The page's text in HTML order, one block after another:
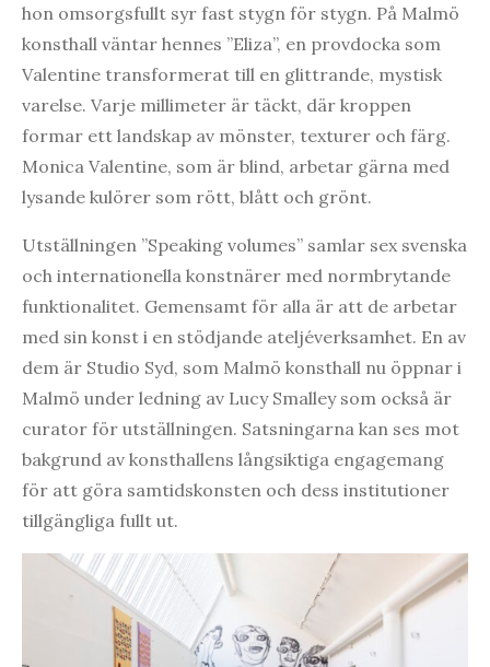
hon omsorgsfullt syr fast stygn för stygn. På Malmö
konsthall väntar hennes ”Eliza”, en provdocka som
Valentine transformerat till en glittrande, mystisk
varelse. Varje millimeter är täckt, där kroppen
formar ett landskap av mönster, texturer och färg.
Monica Valentine, som är blind, arbetar gärna med
lysande kulörer som rött, blått och grönt.
Utställningen ”Speaking volumes” samlar sex svenska
och internationella konstnärer med normbrytande
funktionalitet. Gemensamt för alla är att de arbetar
med sin konst i en stödjande ateljéverksamhet. En av
dem är Studio Syd, som Malmö konsthall nu öppnar i
Malmö under ledning av Lucy Smalley som också är
curator för utställningen. Satsningarna kan ses mot
bakgrund av konsthallens långsiktiga engagemang
för att göra samtidskonsten och dess institutioner
tillgängliga fullt ut.